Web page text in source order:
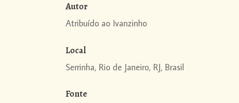
Autor
Atribuído ao Ivanzinho
Local
Serrinha, Rio de Janeiro, RJ, Brasil
Fonte